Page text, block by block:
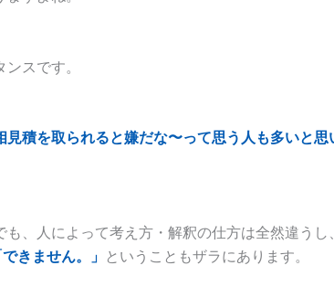
スです。
見積を取られると嫌だな〜って思う人も多いと思
も、人によって考え方・解釈の仕方は全然違うし、
きません。」 ということもザラにあります。